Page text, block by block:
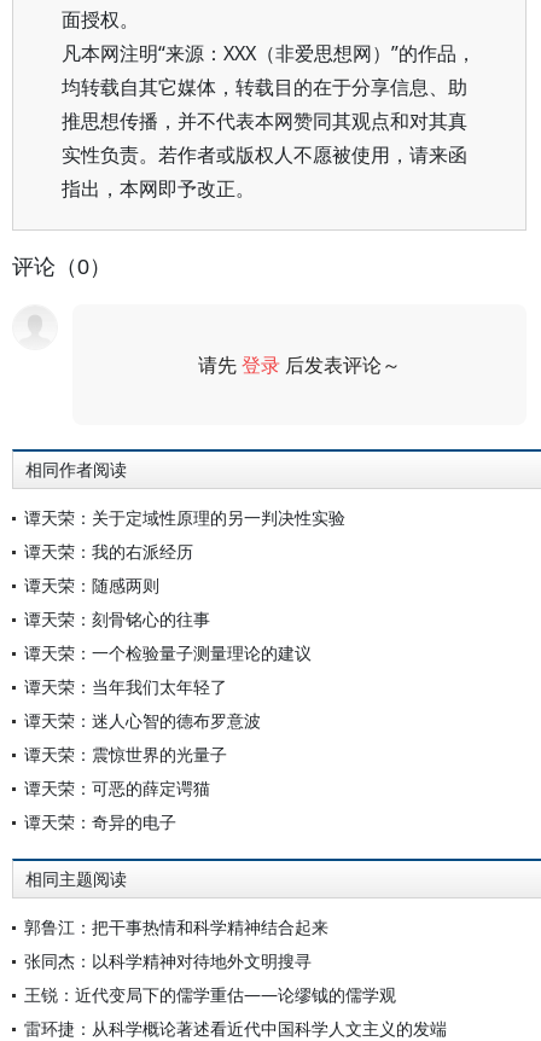
面授权。
凡本网注明“来源：XXX（非爱思想网）”的作品，
均转载自其它媒体，转载目的在于分享信息、助
推思想传播，并不代表本网赞同其观点和对其真
实性负责。若作者或版权人不愿被使用，请来函
指出，本网即予改正。
评论（0）
请先登录 后发表评论～
相同作者阅读
谭天荣：关于定域性原理的另一判决性实验
谭天荣：我的右派经历
谭天荣：随感两则
谭天荣：刻骨铭心的往事
谭天荣：一个检验量子测量理论的建议
谭天荣：当年我们太年轻了
谭天荣：迷人心智的德布罗意波
谭天荣：震惊世界的光量子
谭天荣：可恶的薛定谔猫
谭天荣：奇异的电子
相同主题阅读
郭鲁江：把干事热情和科学精神结合起来
张同杰：以科学精神对待地外文明搜寻
王锐：近代变局下的儒学重估——论缪钺的儒学观
雷环捷：从科学概论著述看近代中国科学人文主义的发端